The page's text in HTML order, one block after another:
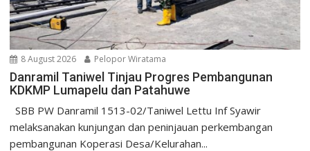
8 August 2026 Pelopor Wiratama
Danramil Taniwel Tinjau Progres Pembangunan
KDKMP Lumapelu dan Patahuwe
SBB PW Danramil 1513-02/Taniwel Lettu Inf Syawir
melaksanakan kunjungan dan peninjauan perkembangan
pembangunan Koperasi Desa/Kelurahan...